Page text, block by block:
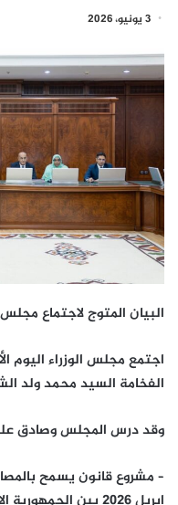
3 يونيو، 2026
البيان المتوج لاجتماع مجلس
الفخامة السيد محمد ولد
وقد درس المجلس وصادق